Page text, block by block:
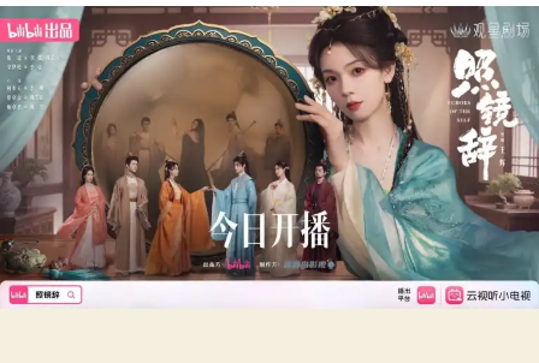
r
d
o
p
o
t
d
p
u
b
i
c
a
ç
ã
o
h
e
n
Y
p
r
e
c
i